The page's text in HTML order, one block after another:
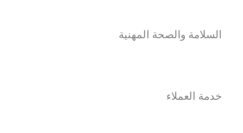
السلامة والصحة المهنية
خدمة العملاء